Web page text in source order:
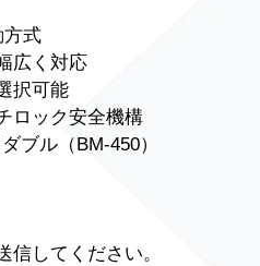
方式
広く対応
択可能
ロック安全機構
ブル（BM-450）
信してください。